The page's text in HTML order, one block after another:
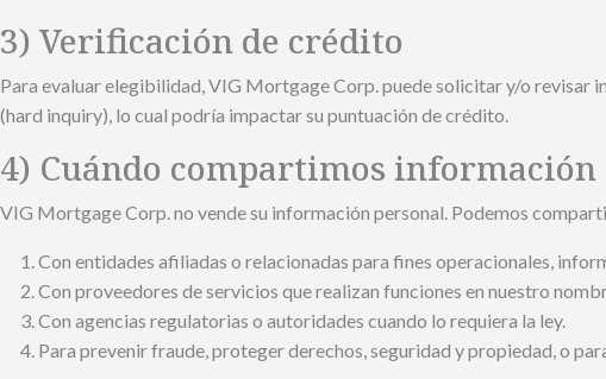
3) Verificación de crédito
Para evaluar elegibilidad, VIG Mortgage Corp. puede solicitar y/o revisar
(hard inquiry), lo cual podría impactar su puntuación de crédito.
4) Cuándo compartimos información
VIG Mortgage Corp. no vende su información personal. Podemos
Con entidades afiliadas o relacionadas para fines operacionales,
Con proveedores de servicios que realizan funciones en nuestro
Con agencias regulatorias o autoridades cuando lo requiera la ley.
Para prevenir fraude, proteger derechos, seguridad y propiedad, o